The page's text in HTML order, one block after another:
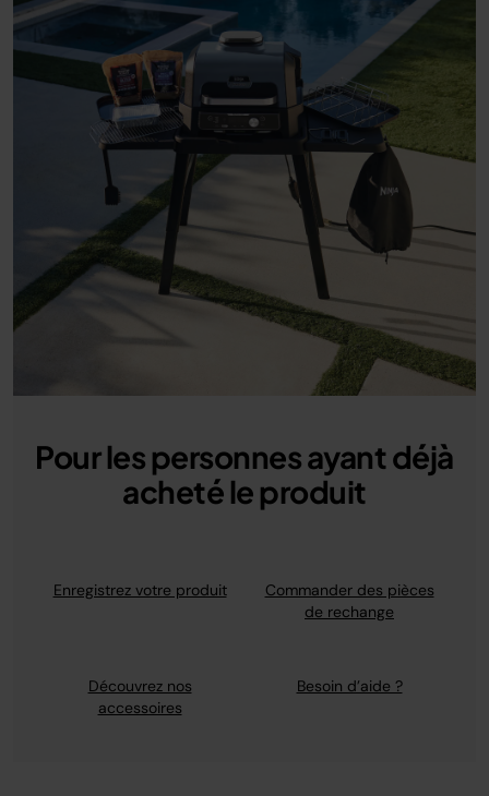
Pour les personnes ayant déjà
acheté le produit
Enregistrez votre produit
Commander des pièces
de rechange
Découvrez nos
accessoires
Besoin d’aide ?